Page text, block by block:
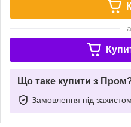
Що таке купити з
Замовлення під захистом